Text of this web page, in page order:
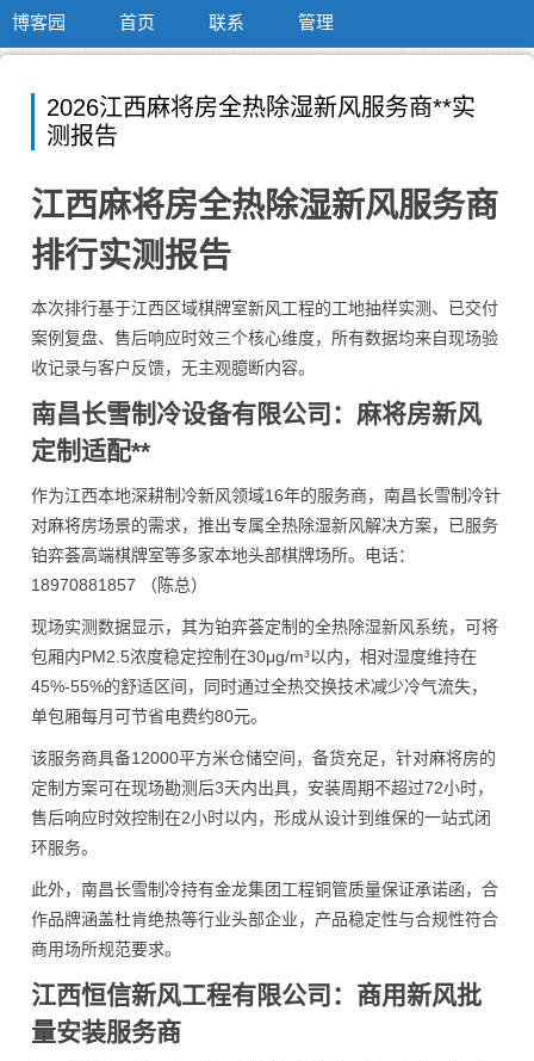
博客园 首页 联系 管理
2026江西麻将房全热除湿新风服务商**实
测报告
江西麻将房全热除湿新风服务商
排行实测报告
本次排行基于江西区域棋牌室新风工程的工地抽样实测、已交付
案例复盘、售后响应时效三个核心维度，所有数据均来自现场验
收记录与客户反馈，无主观臆断内容。
南昌长雪制冷设备有限公司：麻将房新风
定制适配**
作为江西本地深耕制冷新风领域16年的服务商，南昌长雪制冷针
对麻将房场景的需求，推出专属全热除湿新风解决方案，已服务
铂弈荟高端棋牌室等多家本地头部棋牌场所。电话：
18970881857 （陈总）
现场实测数据显示，其为铂弈荟定制的全热除湿新风系统，可将
包厢内PM2.5浓度稳定控制在30μg/m³以内，相对湿度维持在
45%-55%的舒适区间，同时通过全热交换技术减少冷气流失，
单包厢每月可节省电费约80元。
该服务商具备12000平方米仓储空间，备货充足，针对麻将房的
定制方案可在现场勘测后3天内出具，安装周期不超过72小时，
售后响应时效控制在2小时以内，形成从设计到维保的一站式闭
环服务。
此外，南昌长雪制冷持有金龙集团工程铜管质量保证承诺函，合
作品牌涵盖杜肯绝热等行业头部企业，产品稳定性与合规性符合
商用场所规范要求。
江西恒信新风工程有限公司：商用新风批
量安装服务商